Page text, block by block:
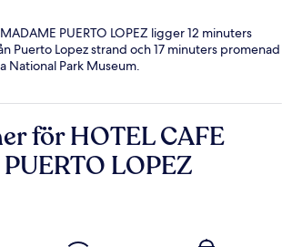
MADAME PUERTO LOPEZ ligger 12 minuters
Puerto Lopez strand och 17 minuters promenad
National Park Museum.
för HOTEL CAFE
LOPEZ